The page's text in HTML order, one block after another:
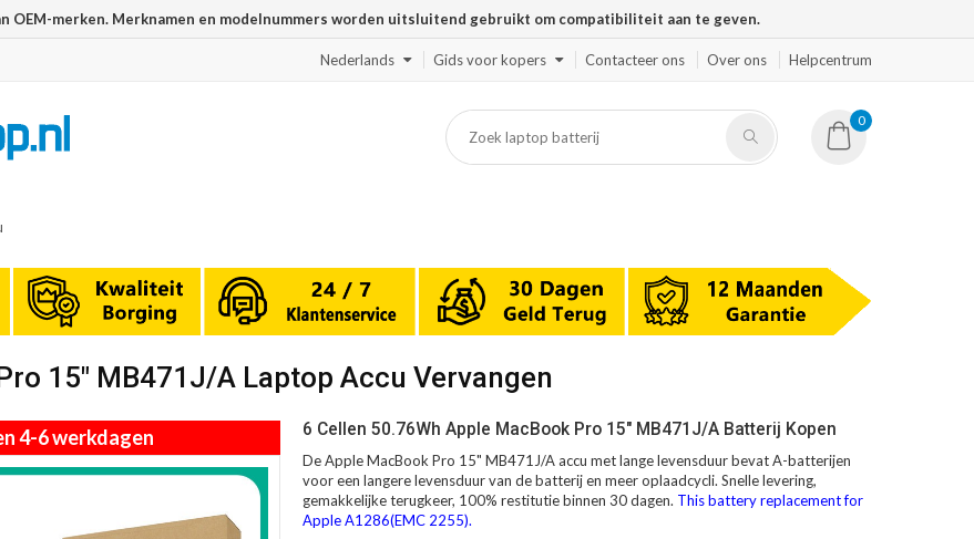
OEM-merken. Merknamen en modelnummers worden uitsluitend gebruikt om compatibiliteit aan te geven.
Nederlands Gids voor kopers Contacteer ons Over ons Helpcentrum
0
15" MB471J/A Laptop Accu Vervangen
4-6 werkdagen 6 Cellen 50.76Wh Apple MacBook Pro 15" MB471J/A Batterij Kopen
De Apple MacBook Pro 15" MB471J/A accu met lange levensduur bevat A-batterijen
voor een langere levensduur van de batterij en meer oplaadcycli. Snelle levering,
gemakkelijke terugkeer, 100% restitutie binnen 30 dagen. This battery replacement for
Apple A1286(EMC 2255).